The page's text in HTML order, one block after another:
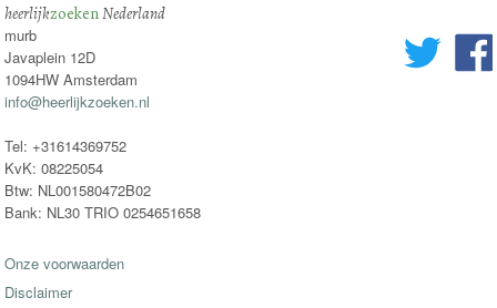
heerlijkzoekenNederland
murb
Javaplein 12D
1094HW Amsterdam
info@heerlijkzoeken.nl
Tel: +31614369752
KvK: 08225054
Btw: NL001580472B02
Bank: NL30 TRIO 0254651658
Onze voorwaarden
Disclaimer